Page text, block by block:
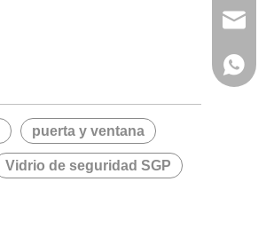
puerta y ventana
Vidrio de seguridad SGP
+86-